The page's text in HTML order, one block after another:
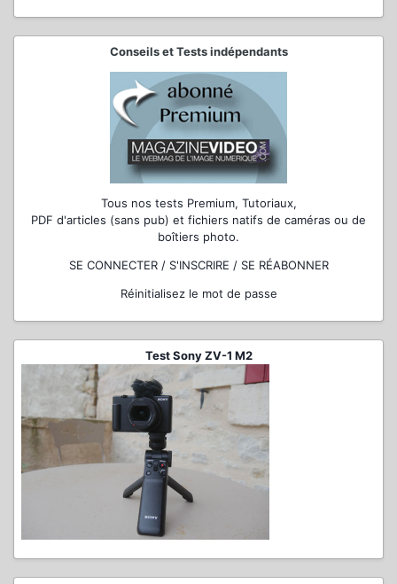
Conseils et Tests indépendants
Tous nos tests Premium, Tutoriaux,
PDF d'articles (sans pub) et fichiers natifs de caméras ou de
boîtiers photo.
SE CONNECTER / S'INSCRIRE / SE RÉABONNER
Réinitialisez le mot de passe
Test Sony ZV-1 M2